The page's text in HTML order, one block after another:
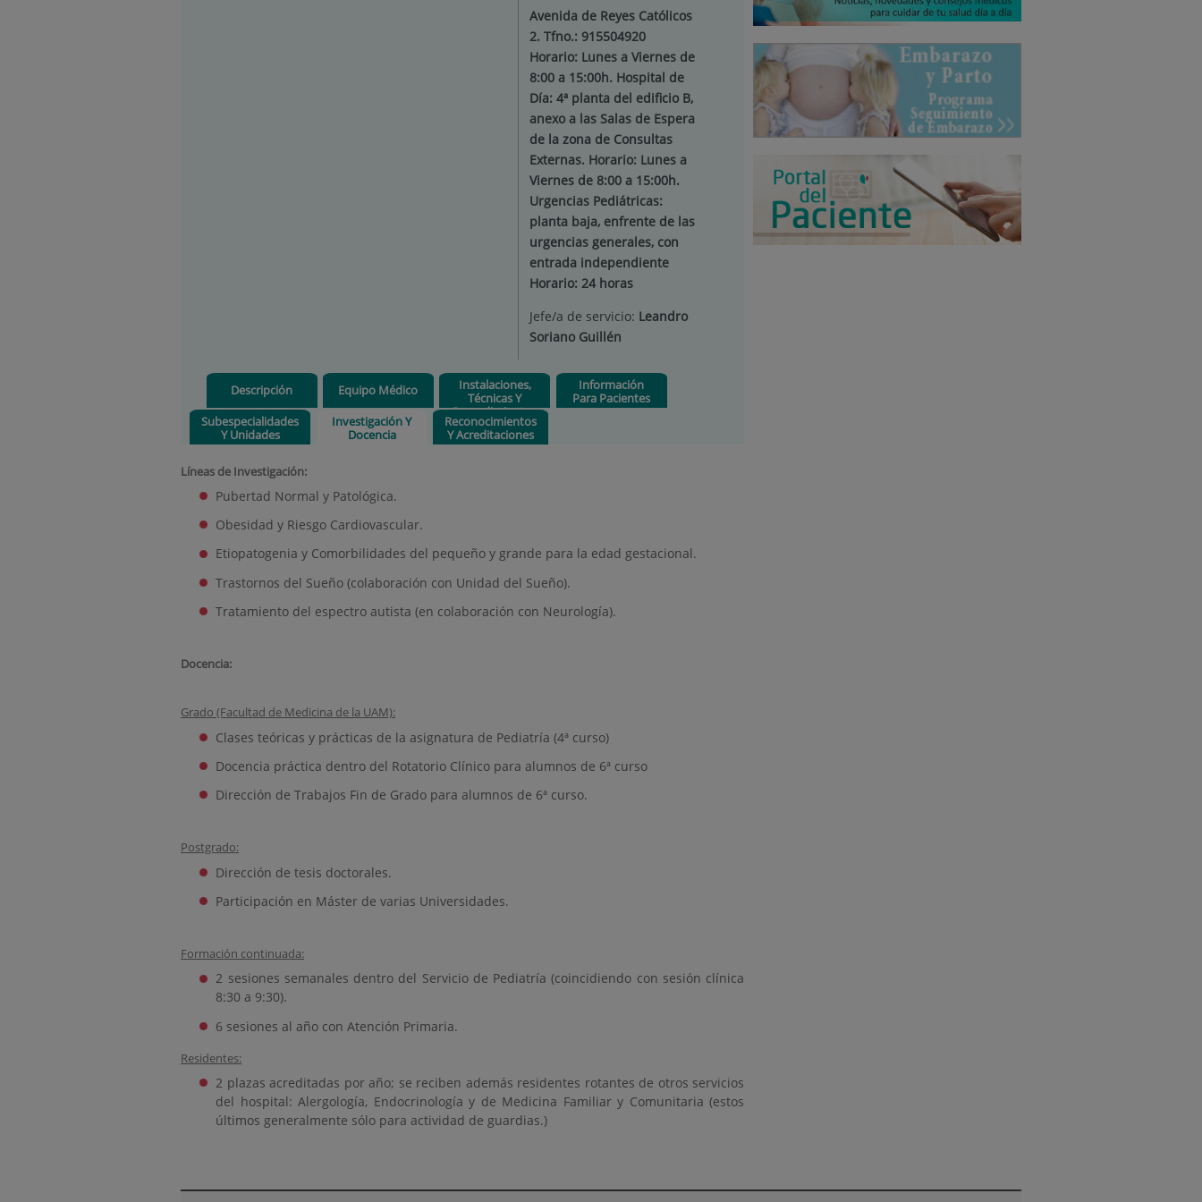
Avenida de Reyes Católicos
2. Tfno.: 915504920
Horario: Lunes a Viernes de
8:00 a 15:00h. Hospital de
Día: 4ª planta del edificio B,
anexo a las Salas de Espera
de la zona de Consultas
Externas. Horario: Lunes a
Viernes de 8:00 a 15:00h.
Urgencias Pediátricas:
planta baja, enfrente de las
urgencias generales, con
entrada independiente
Horario: 24 horas
Jefe/a de servicio: Leandro
Soriano Guillén
Descripción Equipo Médico
Instalaciones,
Técnicas Y
Procedimientos
Información
Para Pacientes
Subespecialidades
Y Unidades
Investigación Y
Docencia
Reconocimientos
Y Acreditaciones
Líneas de Investigación:
Pubertad Normal y Patológica.
Obesidad y Riesgo Cardiovascular.
Etiopatogenia y Comorbilidades del pequeño y grande para la edad gestacional.
Trastornos del Sueño (colaboración con Unidad del Sueño).
Tratamiento del espectro autista (en colaboración con Neurología).
Docencia:
Grado (Facultad de Medicina de la UAM):
Clases teóricas y prácticas de la asignatura de Pediatría (4ª curso)
Docencia práctica dentro del Rotatorio Clínico para alumnos de 6ª curso
Dirección de Trabajos Fin de Grado para alumnos de 6ª curso.
Postgrado:
Dirección de tesis doctorales.
Participación en Máster de varias Universidades.
Formación continuada:
2 sesiones semanales dentro del Servicio de Pediatría (coincidiendo con sesión clínica
8:30 a 9:30).
6 sesiones al año con Atención Primaria.
Residentes:
2 plazas acreditadas por año; se reciben además residentes rotantes de otros servicios
del hospital: Alergología, Endocrinología y de Medicina Familiar y Comunitaria (estos
últimos generalmente sólo para actividad de guardias.)